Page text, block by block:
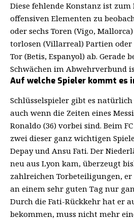
Diese fehlende Konstanz ist zum
offensiven Elementen zu
oder sechs Toren (Vigo,
torlosen (Villarreal) Partien
Tor (Betis, Espanyol) ab. Gerade
Schwächen im Abwehrverbund
Auf welche Spieler kommt es
Schlüsselspieler gibt es natürlich
auch wenn die Zeiten eines
Ronaldo (36) vorbei sind. Beim
zwei dieser ganz wichtigen
Depay und Ansu Fati. Der
neu aus Lyon kam, überzeugt
zahlreichen Torbeteiligungen,
an einem sehr guten Tag nur
Durch die Fati-Rückkehr hat er
bekommen, muss nicht mehr